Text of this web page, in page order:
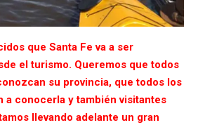
que Santa Fe va a ser
el turismo. Queremos que todos
su provincia, que todos los
a conocerla y también visitantes
llevando adelante un gran